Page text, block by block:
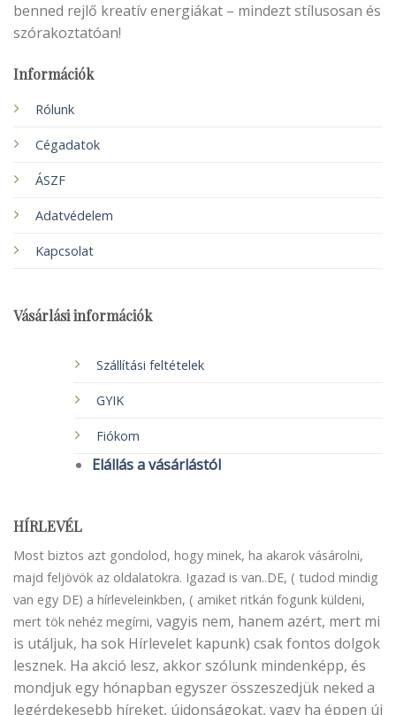
benned rejlő kreatív energiákat – mindezt stílusosan és
szórakoztatóan!
Információk
Rólunk
Cégadatok
ÁSZF
Adatvédelem
Kapcsolat
Vásárlási információk
Szállítási feltételek
GYIK
Fiókom
Elállás a vásárlástól
HÍRLEVÉL
Most biztos azt gondolod, hogy minek, ha akarok vásárolni,
majd feljövök az oldalatokra. Igazad is van..DE, ( tudod mindig
van egy DE) a hírleveleinkben, ( amiket ritkán fogunk küldeni,
mert tök nehéz megírni, vagyis nem, hanem azért, mert mi
is utáljuk, ha sok Hírlevelet kapunk) csak fontos dolgok
lesznek. Ha akció lesz, akkor szólunk mindenképp, és
mondjuk egy hónapban egyszer összeszedjük neked a
legérdekesebb híreket, újdonságokat, vagy ha éppen új